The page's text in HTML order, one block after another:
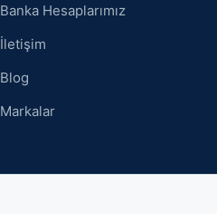
Banka Hesaplarımız
İletişim
Blog
Markalar